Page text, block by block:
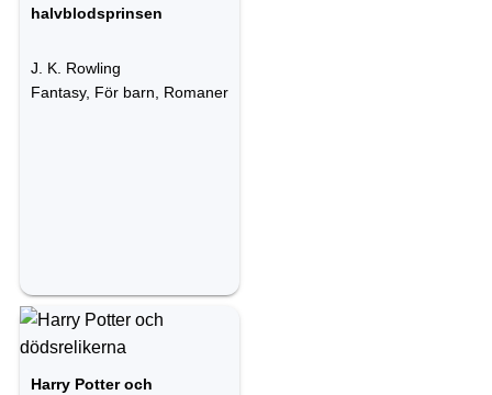
halvblodsprinsen
J. K. Rowling
Fantasy, För barn, Romaner
Harry Potter och